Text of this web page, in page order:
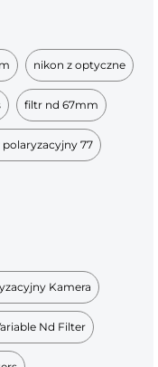
nikon z optyczne
filtr nd 67mm
77
Kamera
Nd Filter